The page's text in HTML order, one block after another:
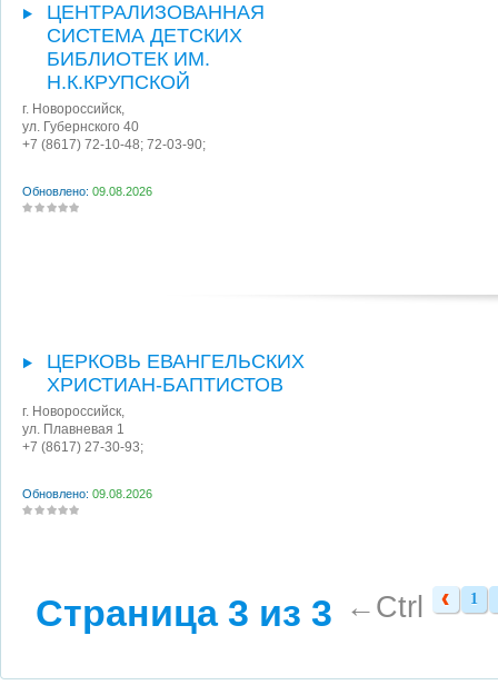
ЦЕНТРАЛИЗОВАННАЯ
СИСТЕМА ДЕТСКИХ
БИБЛИОТЕК ИМ.
Н.К.КРУПСКОЙ
г. Новороссийск,
ул. Губернского 40
+7 (8617) 72-10-48; 72-03-90;
Обновлено: 09.08.2026
ЦЕРКОВЬ ЕВАНГЕЛЬСКИХ
ХРИСТИАН-БАПТИСТОВ
г. Новороссийск,
ул. Плавневая 1
+7 (8617) 27-30-93;
Обновлено: 09.08.2026
Страница 3 из 3 ←Ctrl 1
1